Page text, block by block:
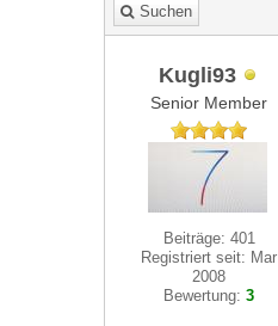
Suchen
Kugli93
Senior Member
Beiträge: 401
Registriert seit: Mar
2008
Bewertung:3